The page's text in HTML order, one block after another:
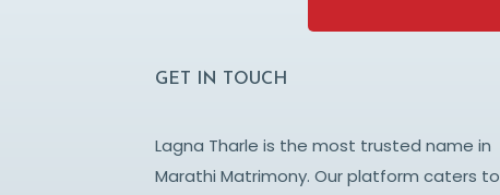
GET IN TOUCH
Lagna Tharle is the most trusted name in
Marathi Matrimony. Our platform caters to